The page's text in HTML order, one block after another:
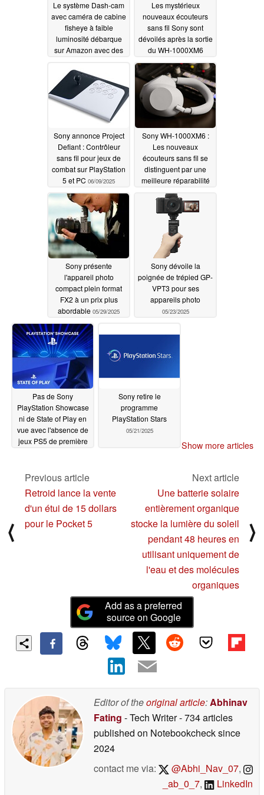
Le système Dash-cam
avec caméra de cabine
fisheye à faible
luminosité débarque
sur Amazon avec des
Les mystérieux
nouveaux écouteurs
sans fil Sony sont
dévoilés après la sortie
du WH-1000XM6
06/27/2025
Sony annonce Project
Defiant : Contrôleur
sans fil pour jeux de
combat sur PlayStation
5 et PC 06/09/2025
Sony WH-1000XM6 :
Les nouveaux
écouteurs sans fil se
distinguent par une
meilleure réparabilité
que les anciens WH-
1000XM5 05/31/2025
Sony présente
l'appareil photo
compact plein format
FX2 à un prix plus
abordable 05/29/2025
Sony dévoile la
poignée de trépied GP-
VPT3 pour ses
appareils photo
05/23/2025
Pas de Sony
PlayStation Showcase
ni de State of Play en
vue avec l'absence de
jeux PS5 de première
Sony retire le
programme
PlayStation Stars
05/21/2025
Show more articles
⟨
Previous article
Retroid lance la vente
d'un étui de 15 dollars
pour le Pocket 5
Next article
Une batterie solaire
entièrement organique
stocke la lumière du soleil
pendant 48 heures en
utilisant uniquement de
l'eau et des molécules
organiques
⟩
Add as a preferred
source on Google
Editor of theoriginal article:Abhinav
Fating - Tech Writer- 734 articles
published on Notebookchecksince
2024
contact me via:
@Abhi_Nav_07,
_ab_0_7, LinkedIn